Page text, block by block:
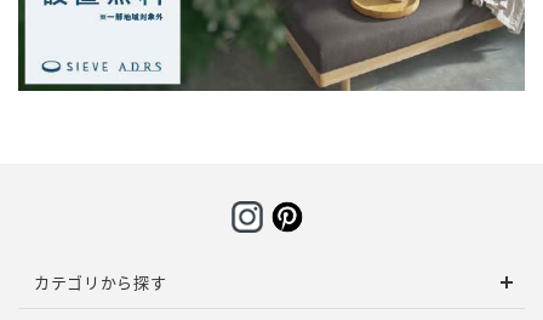
カテゴリから探す